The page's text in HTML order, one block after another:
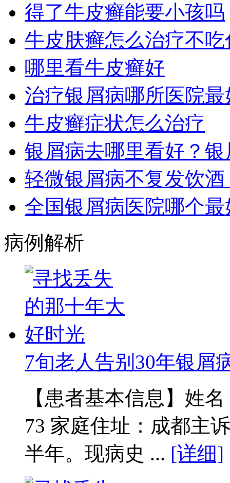
得了牛皮癣能要小孩吗
牛皮肤癣怎么治疗不吃
哪里看牛皮癣好
治疗银屑病哪所医院最
牛皮癣症状怎么治疗
银屑病去哪里看好？银
轻微银屑病不复发饮酒
全国银屑病医院哪个最
病例解析
7旬老人告别30年银屑
【患者基本信息】姓
73 家庭住址：成都主
半年。现病史 ... [详细]